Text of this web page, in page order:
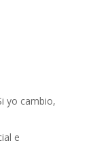
yo cambio,
e